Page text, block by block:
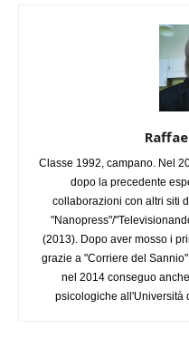
Classe 1992, campano. Nel
dopo la precedente
collaborazioni con altri siti
"Nanopress"/
(2013). Dopo aver mosso i
grazie a "Corriere del
nel 2014 conseguo
psicologiche all'Università